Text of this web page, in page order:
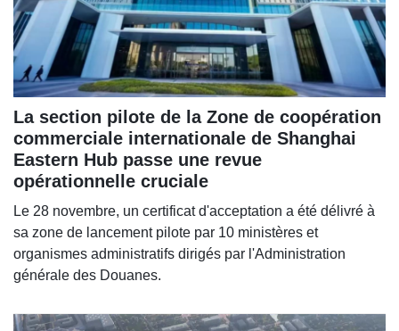
La section pilote de la Zone de coopération
commerciale internationale de Shanghai
Eastern Hub passe une revue
opérationnelle cruciale
Le 28 novembre, un certificat d'acceptation a été délivré à
sa zone de lancement pilote par 10 ministères et
organismes administratifs dirigés par l'Administration
générale des Douanes.